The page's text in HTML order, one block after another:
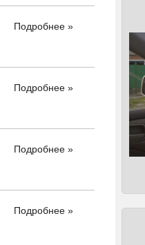
Подробнее »
Подробнее »
Подробнее »
Подробнее »